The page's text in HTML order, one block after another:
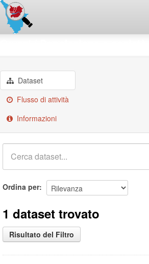
Dataset
Flusso di attività
Informazioni
Ordina per
1 dataset trovato
Risultato del Filtro